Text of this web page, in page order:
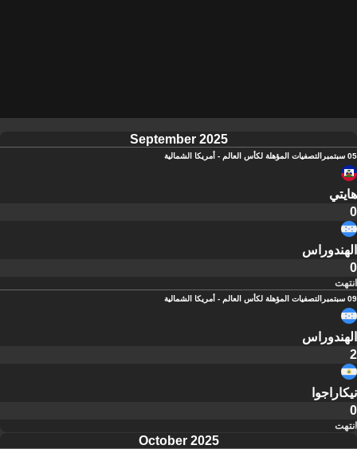
September 2025
05 سبتمبر التصفيات المؤهلة لكأس العالم - أمريكا الشمالية
هايتي
0
الهندوراس
0
انتهت
09 سبتمبر التصفيات المؤهلة لكأس العالم - أمريكا الشمالية
الهندوراس
2
نيكاراجوا
0
انتهت
October 2025